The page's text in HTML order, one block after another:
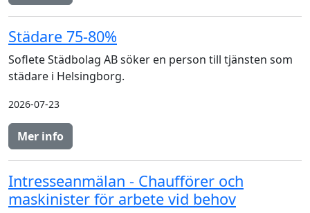
Städare 75-80%
Soflete Städbolag AB söker en person till tjänsten som
städare i Helsingborg.
2026-07-23
Mer info
Intresseanmälan - Chaufförer och
maskinister för arbete vid behov